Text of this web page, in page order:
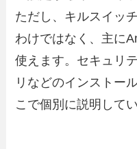
ただし、キルスイッ
わけではなく、主に
使えます。セキュリ
リなどのインストー
こで個別に説明して